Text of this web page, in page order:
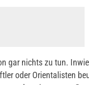
gar nichts zu tun.
oder Orientalisten